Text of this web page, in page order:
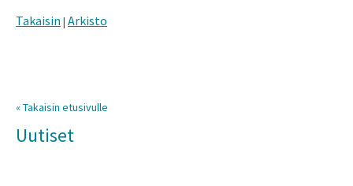
Takaisin | Arkisto
« Takaisin etusivulle
Uutiset